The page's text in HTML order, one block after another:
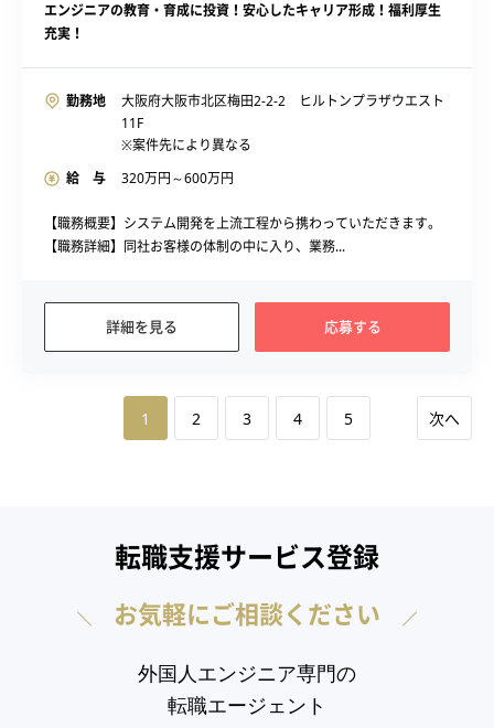
エンジニアの教育・育成に投資！安心したキャリア形成！福利厚生
充実！
勤務地
大阪府大阪市北区梅田2-2-2 ヒルトンプラザウエスト
11F
※案件先により異なる
給 与
320万円～600万円
【職務概要】システム開発を上流工程から携わっていただきます。
【職務詳細】同社お客様の体制の中に入り、業務...
詳細を見る 応募する
1 2 3 4 5 次へ
転職支援サービス登録
お気軽にご相談ください
外国人エンジニア専門の
転職エージェント